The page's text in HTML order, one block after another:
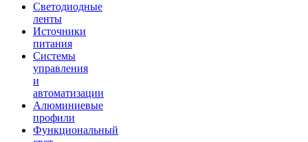
Светодиодные
ленты
Источники
питания
Системы
управления
и
автоматизации
Алюминиевые
профили
Функциональный